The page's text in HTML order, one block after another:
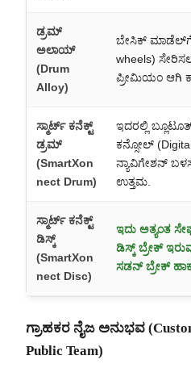
ಡ್ರಮ್
ಅಲಾಯ್
(Drum
Alloy)
ಬೇಸಿಕ್ ಮಾಡೆಲ್‌ಗೆ
wheels)
ಪ್ರೀಮಿಯಂ ಆಗಿ
ಸ್ಮಾರ್ಟ್ ಕನೆಕ್ಟ್
ಡ್ರಮ್
(SmartXon
nect Drum)
ಇದರಲ್ಲಿ
ಕನ್ಸೋಲ್
ನ್ಯಾವಿಗೇಶನ್
ಉತ್ತಮ.
ಸ್ಮಾರ್ಟ್ ಕನೆಕ್ಟ್
ಡಿಸ್ಕ್
(SmartXon
nect Disc)
ಇದು ಅತ್ಯಂತ
ಡಿಸ್ಕ್ ಬ್ರೇಕ್
ಸಡನ್ ಬ್ರೇಕ್
ಗ್ರಾಹಕರ ನೈಜ ಅನುಭವ
Public Team)